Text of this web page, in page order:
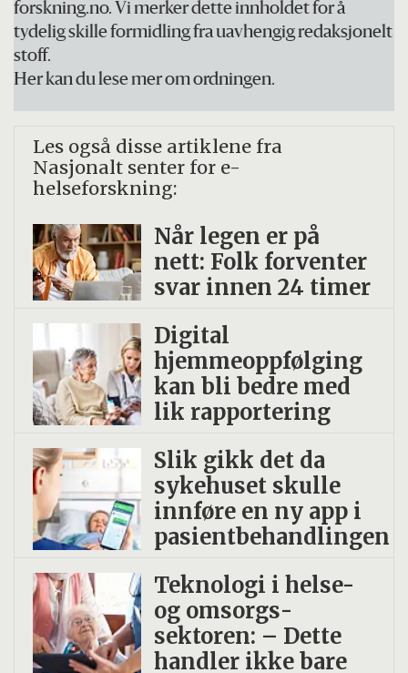
forskning.no. Vi merker dette innholdet for å
tydelig skille formidling fra uavhengig redaksjonelt
stoff.
Her kan du lese mer om ordningen.
Les også disse artiklene fra
Nasjonalt senter for e-
helseforskning:
Når legen er på
nett: Folk forventer
svar innen 24 timer
Digital
hjemmeoppfølging
kan bli bedre med
lik rapportering
Slik gikk det da
sykehuset skulle
innføre en ny app i
pasientbehandlingen
Teknologi i helse-
og omsorgs­
sektoren: – Dette
handler ikke bare